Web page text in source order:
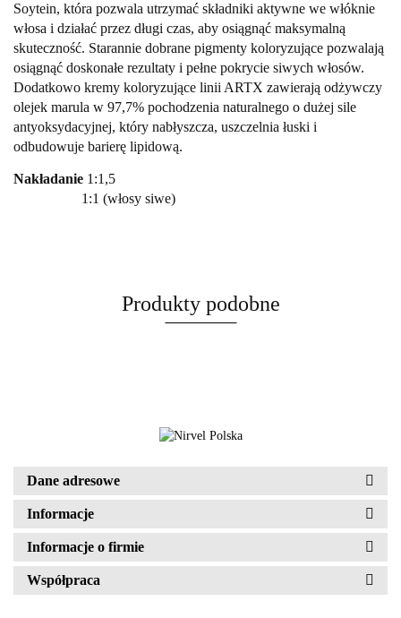
Soytein, która pozwala utrzymać składniki aktywne we włóknie
włosa i działać przez długi czas, aby osiągnąć maksymalną
skuteczność. Starannie dobrane pigmenty koloryzujące pozwalają
osiągnąć doskonałe rezultaty i pełne pokrycie siwych włosów.
Dodatkowo kremy koloryzujące linii ARTX zawierają odżywczy
olejek marula w 97,7% pochodzenia naturalnego o dużej sile
antyoksydacyjnej, który nabłyszcza, uszczelnia łuski i
odbudowuje barierę lipidową.
Nakładanie 1:1,5
1:1 (włosy siwe)
Produkty podobne
Dane adresowe
Informacje
Informacje o firmie
Współpraca